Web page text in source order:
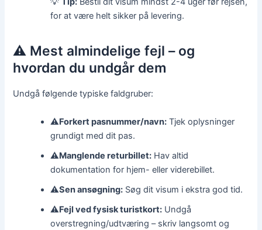
for at være helt sikker på levering.
⚠️ Mest almindelige fejl – og
hvordan du undgår dem
Undgå følgende typiske faldgruber:
⚠️Forkert pasnummer/navn: Tjek oplysninger
grundigt med dit pas.
⚠️Manglende returbillet: Hav altid
dokumentation for hjem- eller viderebillet.
⚠️Sen ansøgning: Søg dit visum i ekstra god tid.
⚠️Fejl ved fysisk turistkort: Undgå
overstregning/udtværing – skriv langsomt og